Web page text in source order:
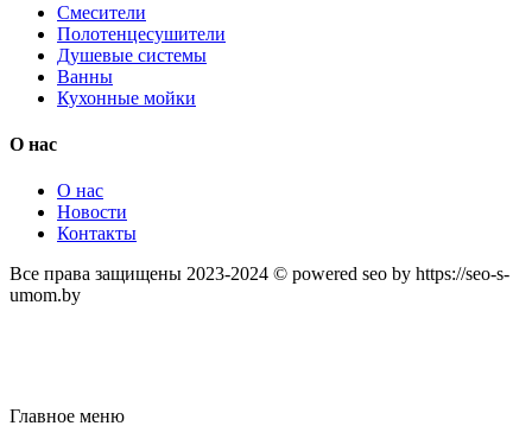
Смесители
Полотенцесушители
Душевые системы
Ванны
Кухонные мойки
О нас
О нас
Новости
Контакты
Все права защищены 2023-2024 © powered seo by https://seo-s-
umom.by
Главное меню